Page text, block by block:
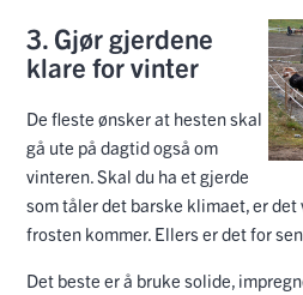
3. Gjør gjerdene
klare for vinter
De fleste ønsker at hesten skal
gå ute på dagtid også om
vinteren. Skal du ha et gjerde
som tåler det barske klimaet, er
frosten kommer. Ellers er det for
Det beste er å bruke solide,